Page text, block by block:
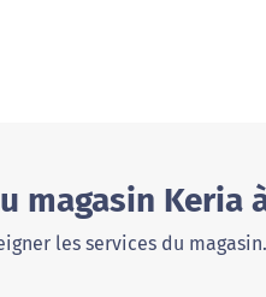
magasin Keria
les services du magasin.